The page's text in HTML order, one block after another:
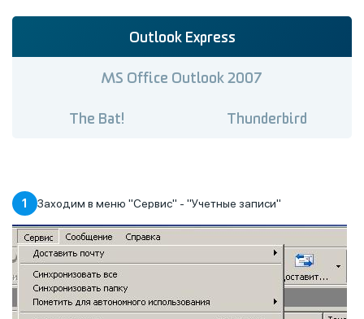
Outlook Express
MS Office Outlook 2007
The Bat! Thunderbird
1 Заходим в меню "Сервис" - "Учетные записи"